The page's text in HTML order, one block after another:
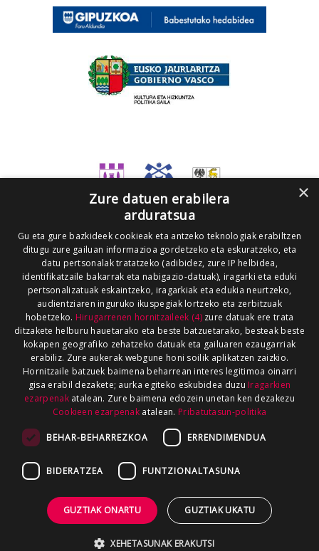
×
Zure datuen erabilera
arduratsua
Gu eta gure bazkideek cookieak eta antzeko teknologiak erabiltzen
ditugu zure gailuan informazioa gordetzeko eta eskuratzeko, eta
datu pertsonalak tratatzeko (adibidez, zure IP helbidea,
identifikatzaile bakarrak eta nabigazio-datuak), iragarki eta eduki
pertsonalizatuak eskaintzeko, iragarkiak eta edukia neurtzeko,
audientziaren inguruko ikuspegiak lortzeko eta zerbitzuak
hobetzeko. Hirugarrenen hornitzaileek (4)zure datuak ere trata
ditzakete helburu hauetarako eta beste batzuetarako, besteak beste
kokapen geografiko zehatzeko datuak eta gailuaren ezaugarriak
erabiliz. Zure aukerak webgune honi soilik aplikatzen zaizkio.
Hornitzaile batzuek baimena beharrean interes legitimoa oinarri
gisa erabil dezakete; aurka egiteko eskubidea duzu Iragarkien
ezarpenakatalean. Zure baimena edozein unetan ken dezakezu
Cookieen ezarpenak atalean. Pribatutasun-politika
BEHAR-BEHARREZKOA ERRENDIMENDUA
BIDERATZEA FUNTZIONALTASUNA
GUZTIAK ONARTU GUZTIAK UKATU
XEHETASUNAK ERAKUTSI